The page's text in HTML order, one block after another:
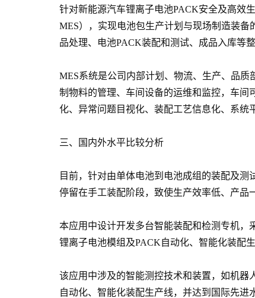
针对新能源汽车锂离子电池PACK安全及高效
MES），实现电池包生产计划与现场制造装
品处理、电池PACK装配和测试、成品入库等
MES系统是公司内部计划、物流、生产、品
制物料的管理、车间设备的运维和监控，车
化、异常问题目视化、装配工艺信息化、系统
三、国内外水平比较分析
目前，针对由单体电池到电池成组的装配及
停留在手工装配阶段，致使生产效率低、产品
本应用中设计开发多台智能装配和检测专机，
锂离子电池模组及PACK自动化、智能化装配生
该应用中涉及的智能测控技术和装置，如机器
自动化、智能化装配生产线，并达到国际先进